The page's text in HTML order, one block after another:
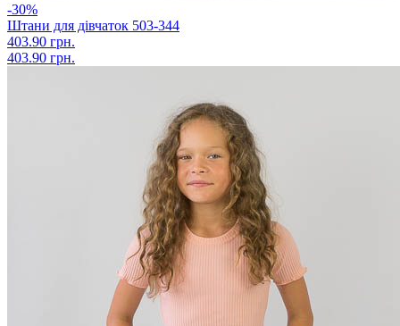
-30%
Штани для дівчаток 503-344
403.90 грн.
403.90 грн.